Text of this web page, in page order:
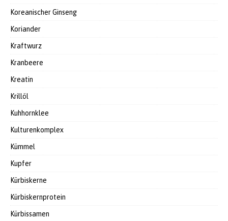
Koreanischer Ginseng
Koriander
Kraftwurz
Kranbeere
Kreatin
Krillöl
Kuhhornklee
Kulturenkomplex
Kümmel
Kupfer
Kürbiskerne
Kürbiskernprotein
Kürbissamen